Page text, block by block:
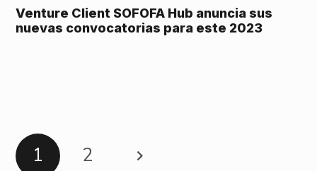
Venture Client SOFOFA Hub anuncia sus
nuevas convocatorias para este 2023
1 2